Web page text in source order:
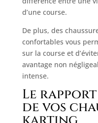
d’une course.
De plus, des
confortables vous
sur la course et
avantage non
intense.
Le
de vos